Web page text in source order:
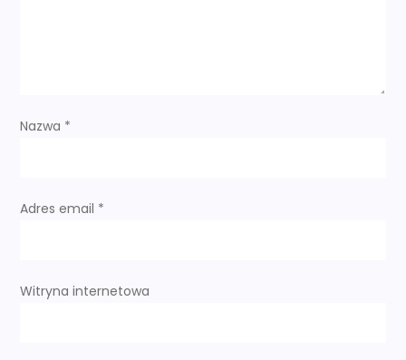
i
u
Nazwa *
Adres email *
Witryna internetowa